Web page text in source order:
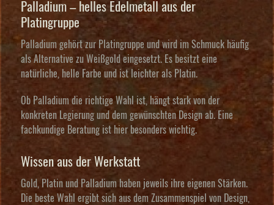
Palladium – helles Edelmetall aus der
Platingruppe
Palladium gehört zur Platingruppe und wird im Schmuck häufig
als Alternative zu Weißgold eingesetzt. Es besitzt eine
natürliche, helle Farbe und ist leichter als Platin.
Ob Palladium die richtige Wahl ist, hängt stark von der
konkreten Legierung und dem gewünschten Design ab. Eine
fachkundige Beratung ist hier besonders wichtig.
Wissen aus der Werkstatt
Gold, Platin und Palladium haben jeweils ihre eigenen Stärken.
Die beste Wahl ergibt sich aus dem Zusammenspiel von Design,